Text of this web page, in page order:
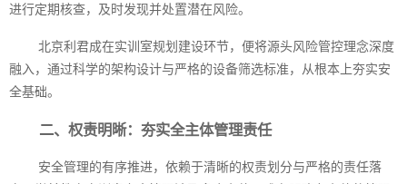
进行定期核查，及时发现并处置潜在风险。
北京利君成在实训室规划建设环节，便将源头风险管控理念深度
融入，通过科学的架构设计与严格的设备筛选标准，从根本上夯实安
全基础。
二、权责明晰：夯实全主体管理责任
安全管理的有序推进，依赖于清晰的权责划分与严格的责任落